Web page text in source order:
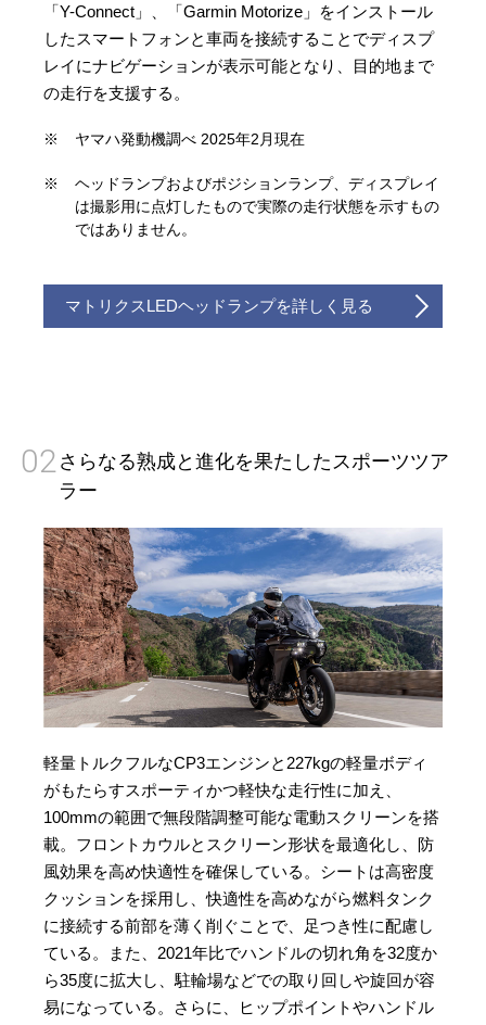
「Y-Connect」、「Garmin Motorize」をインストール
したスマートフォンと車両を接続することでディスプ
レイにナビゲーションが表示可能となり、目的地まで
の走行を支援する。
※ ヤマハ発動機調べ 2025年2月現在
※
ヘッドランプおよびポジションランプ、ディスプレイ
は撮影用に点灯したもので実際の走行状態を示すもの
ではありません。
マトリクスLEDヘッドランプを詳しく見る
02 さらなる熟成と進化を果たしたスポーツツア
ラー
軽量トルクフルなCP3エンジンと227kgの軽量ボディ
がもたらすスポーティかつ軽快な走行性に加え、
100mmの範囲で無段階調整可能な電動スクリーンを搭
載。フロントカウルとスクリーン形状を最適化し、防
風効果を高め快適性を確保している。シートは高密度
クッションを採用し、快適性を高めながら燃料タンク
に接続する前部を薄く削ぐことで、足つき性に配慮し
ている。また、2021年比でハンドルの切れ角を32度か
ら35度に拡大し、駐輪場などでの取り回しや旋回が容
易になっている。さらに、ヒップポイントやハンドル